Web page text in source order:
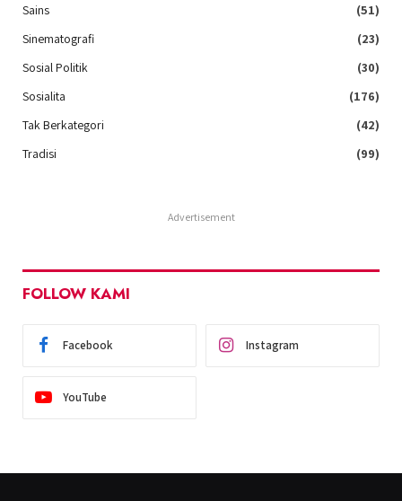
Sains
(51)
Sinematografi
(23)
Sosial Politik
(30)
Sosialita
(176)
Tak Berkategori
(42)
Tradisi
(99)
Advertisement
FOLLOW KAMI
Facebook Instagram
YouTube